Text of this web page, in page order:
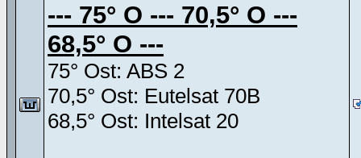
--- 75° O --- 70,5° O ---
68,5° O ---
75° Ost: ABS 2
70,5° Ost: Eutelsat 70B
68,5° Ost: Intelsat 20